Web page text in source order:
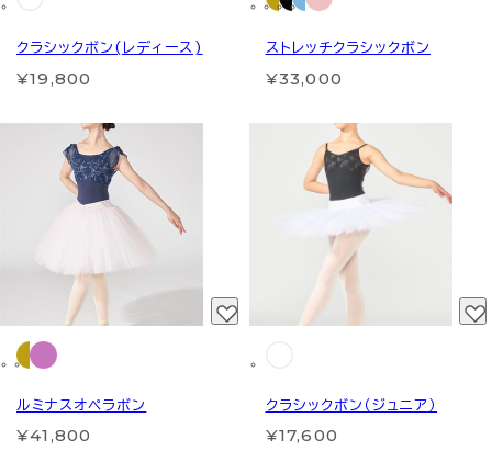
クラシックボン(レディース)
¥19,800
ストレッチクラシックボン
¥33,000
ルミナスオペラボン
¥41,800
クラシックボン（ジュニア）
¥17,600